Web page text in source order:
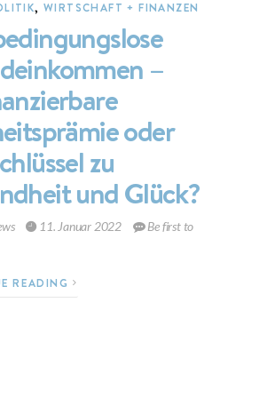
,WIRTSCHAFT + FINANZEN
–
oder
zu
und Glück?
11. Januar 2022
Be first to
READING